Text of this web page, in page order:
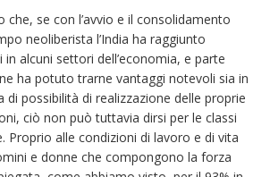
che, se con l’avvio e il consolidamento
neoliberista l’India ha raggiunto
alcuni settori dell’economia, e parte
ha potuto trarne vantaggi notevoli sia in
di possibilità di realizzazione delle proprie
ciò non può tuttavia dirsi per le classi
Proprio alle condizioni di lavoro e di vita
e donne che compongono la forza